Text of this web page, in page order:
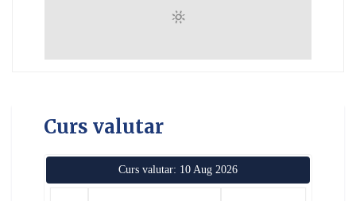
Curs valutar
Curs valutar: 10 Aug 2026